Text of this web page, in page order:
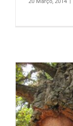
20 Março, 2014